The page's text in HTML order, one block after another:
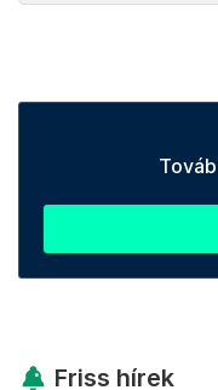
Friss hírek